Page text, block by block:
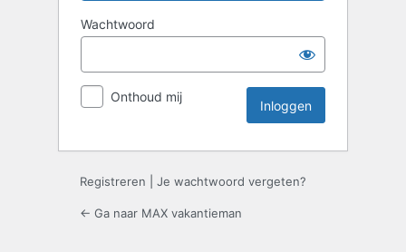
Wachtwoord
Onthoud mij
Registreren Je wachtwoord vergeten?
← Ga naar MAX vakantieman